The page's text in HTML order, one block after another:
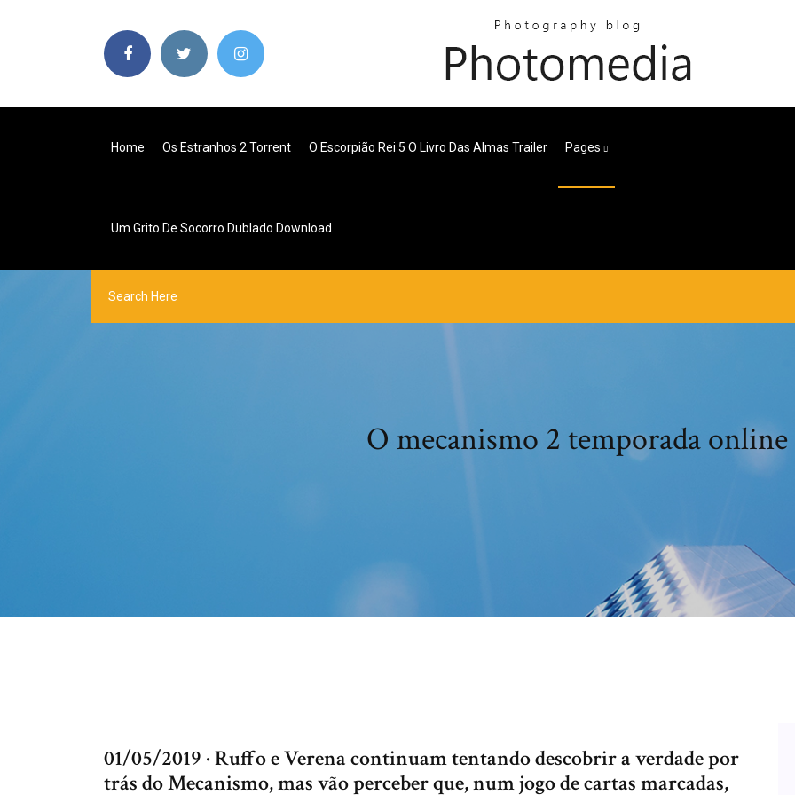
Home Os Estranhos 2 Torrent O Escorpião Rei 5 O Livro Das Almas Trailer Pages
Um Grito De Socorro Dublado Download
O mecanismo 2 temporada
01/05/2019 · Ruffo e Verena continuam tentando descobrir a verdade por
trás do Mecanismo, mas vão perceber que, num jogo de cartas marcadas,